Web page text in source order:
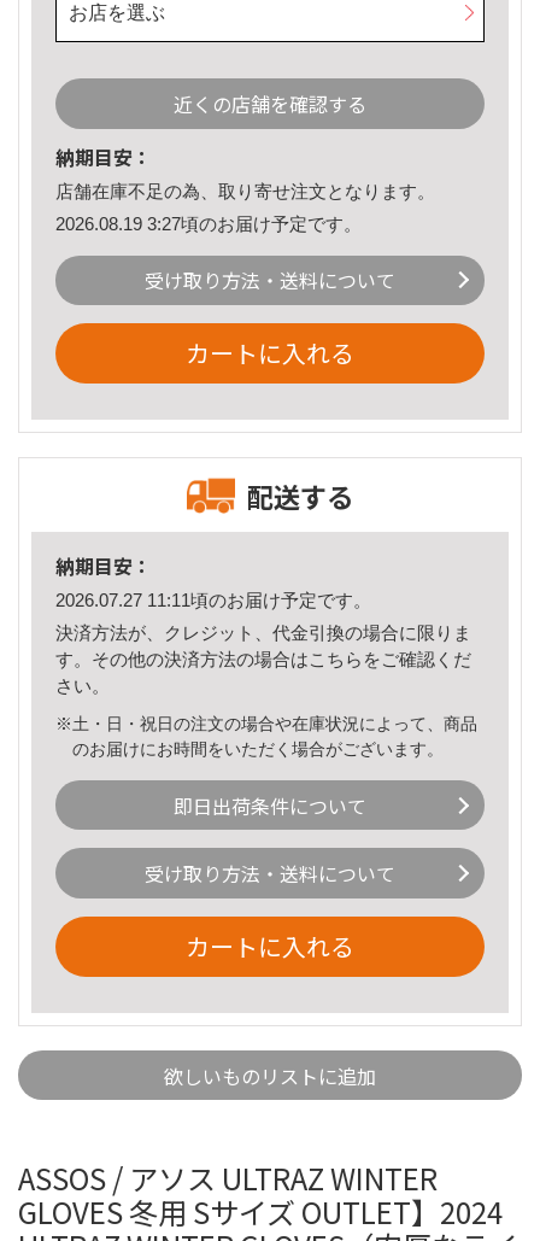
お店を選ぶ
近くの店舗を確認する
納期目安：
店舗在庫不足の為、取り寄せ注文となります。
2026.08.19 3:27頃のお届け予定です。
受け取り方法・送料について
カートに入れる
配送する
納期目安：
2026.07.27 11:11頃のお届け予定です。
決済方法が、クレジット、代金引換の場合に限りま
す。その他の決済方法の場合はこちら をご確認くだ
さい。
※土・日・祝日の注文の場合や在庫状況によって、商品
のお届けにお時間をいただく場合がございます。
即日出荷条件について
受け取り方法・送料について
カートに入れる
欲しいものリストに追加
ASSOS / アソス ULTRAZ WINTER
GLOVES 冬用 Sサイズ OUTLET】2024